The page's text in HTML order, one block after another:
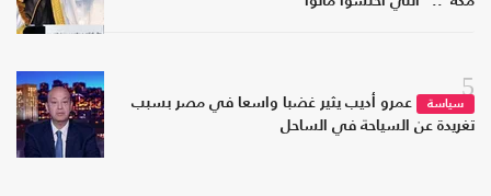
5
سياسة
عمرو أديب يثير غضبا واسعا في مصر بسبب
تغريدة عن السياحة في الساحل